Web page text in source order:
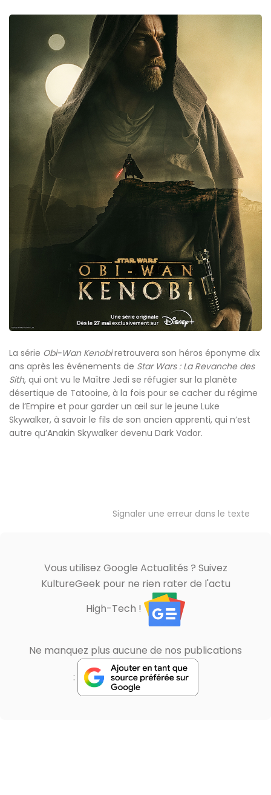
La série Obi-Wan Kenobiretrouvera son héros éponyme dix
ans après les événements de Star Wars : La Revanche des
Sith, qui ont vu le Maître Jedi se réfugier sur la planète
désertique de Tatooine, à la fois pour se cacher du régime
de l’Empire et pour garder un œil sur le jeune Luke
Skywalker, à savoir le fils de son ancien apprenti, qui n’est
autre qu’Anakin Skywalker devenu Dark Vador.
Signaler une erreur dans le texte
Vous utilisez Google Actualités ? Suivez
KultureGeek pour ne rien rater de l'actu
High-Tech !
Ne manquez plus aucune de nos publications
: